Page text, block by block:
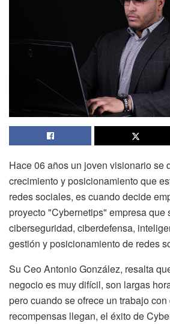
Hace 06 años un joven visionario se
crecimiento y posicionamiento que
redes sociales, es cuando decide
proyecto "Cybernetips" empresa que
ciberseguridad, ciberdefensa,
gestión y posicionamiento de redes
Su Ceo Antonio González, resalta
negocio es muy difícil, son largas
pero cuando se ofrece un trabajo
recompensas llegan, el éxito de